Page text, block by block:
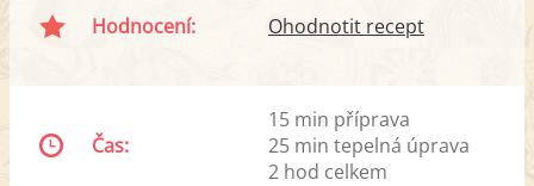
Hodnocení: Ohodnotit recept
Čas:
15 min příprava
25 min tepelná úprava
2 hod celkem